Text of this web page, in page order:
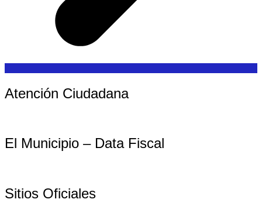
Atención Ciudadana
El Municipio – Data Fiscal
Sitios Oficiales